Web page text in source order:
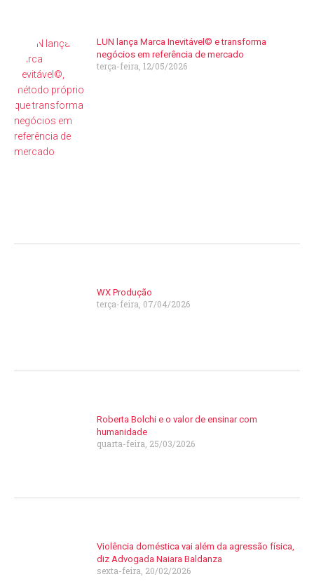
LUN lança Marca Inevitável© e transforma
negócios em referência de mercado
terça-feira, 12/05/2026
WX Produção
terça-feira, 07/04/2026
Roberta Bolchi e o valor de ensinar com
humanidade
quarta-feira, 25/03/2026
Violência doméstica vai além da agressão física,
diz Advogada Naiara Baldanza
sexta-feira, 20/02/2026